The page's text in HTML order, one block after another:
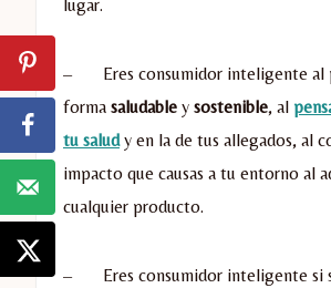
lugar.
– Eres consumidor inteligente al
forma saludable y sostenible, al
tu saludy en la de tus allegados, al
impacto que causas a tu entorno al
cualquier producto.
– Eres consumidor inteligente si